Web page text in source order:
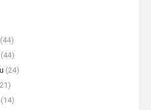
(44)
(44)
(24)
(14)